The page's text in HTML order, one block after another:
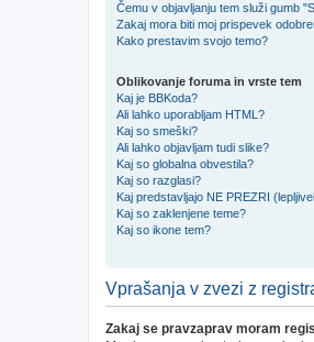
Čemu v objavljanju tem služi gumb
Zakaj mora biti moj prispevek
Kako prestavim svojo temo?
Oblikovanje foruma in vrste tem
Kaj je BBKoda?
Ali lahko uporabljam HTML?
Kaj so smeški?
Ali lahko objavljam tudi slike?
Kaj so globalna obvestila?
Kaj so razglasi?
Kaj predstavljajo NE PREZRI
Kaj so zaklenjene teme?
Kaj so ikone tem?
Vprašanja v zvezi z
Zakaj se pravzaprav moram